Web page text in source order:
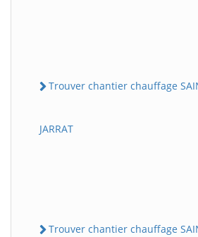
Trouver chantier chauffage
JARRAT
Trouver chantier chauffage